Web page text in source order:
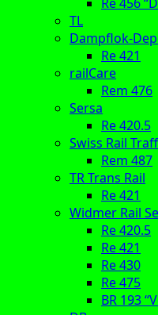
TL
Dampflok-
Re 421
railCare
Rem 476
Sersa
Re 420.5
Swiss Rail
Rem 487
TR Trans Rail
Re 421
Widmer Rail
Re 420.5
Re 421
Re 430
Re 475
BR 193